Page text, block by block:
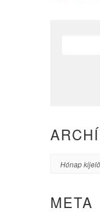
Archívum
META